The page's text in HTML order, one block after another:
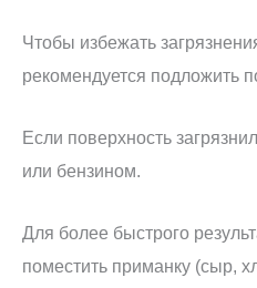
Чтобы избежать
рекомендуется подложить
Если поверхность
или бензином.
Для более быстрого
поместить приманку (сыр,